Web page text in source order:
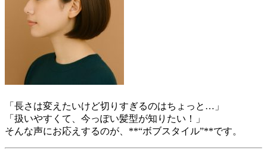
「長さは変えたいけど切りすぎるのはちょっと…」
「扱いやすくて、今っぽい髪型が知りたい！」
そんな声にお応えするのが、**“ボブスタイル”**です。